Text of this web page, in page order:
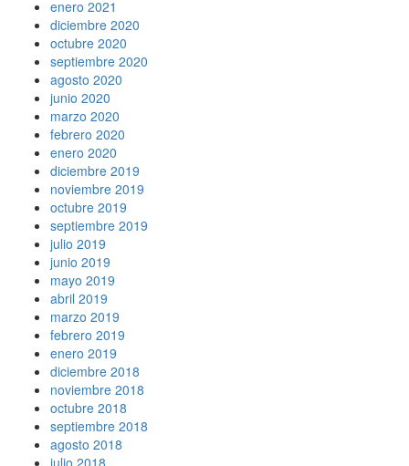
enero 2021
diciembre 2020
octubre 2020
septiembre 2020
agosto 2020
junio 2020
marzo 2020
febrero 2020
enero 2020
diciembre 2019
noviembre 2019
octubre 2019
septiembre 2019
julio 2019
junio 2019
mayo 2019
abril 2019
marzo 2019
febrero 2019
enero 2019
diciembre 2018
noviembre 2018
octubre 2018
septiembre 2018
agosto 2018
julio 2018